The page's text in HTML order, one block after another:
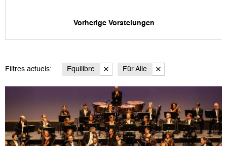
Vorherige Vorstelungen
Filtres actuels: Equilibre Für Alle